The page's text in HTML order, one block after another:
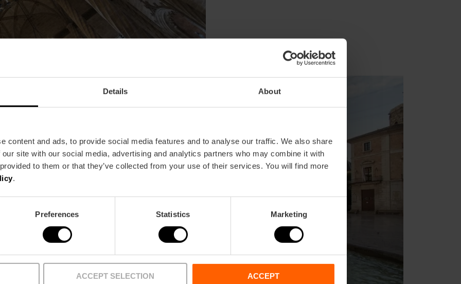
Details About
content and ads, to provide social media features and to analyse our traffic. We also share
site with our social media, advertising and analytics partners who may combine it with
to them or that they’ve collected from your use of their services. You will find more
.
Preferences Statistics Marketing
ACCEPT SELECTION ACCEPT